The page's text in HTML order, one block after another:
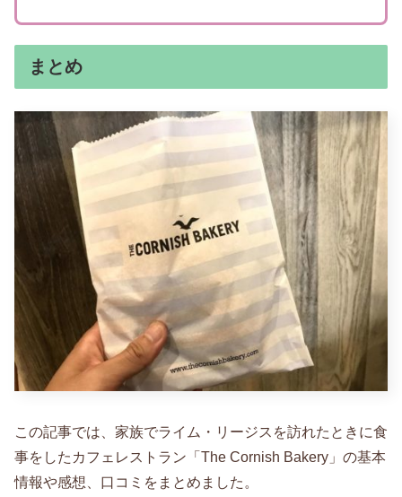
まとめ
この記事では、家族でライム・リージスを訪れたときに食
事をしたカフェレストラン「The Cornish Bakery」の基本
情報や感想、口コミをまとめました。